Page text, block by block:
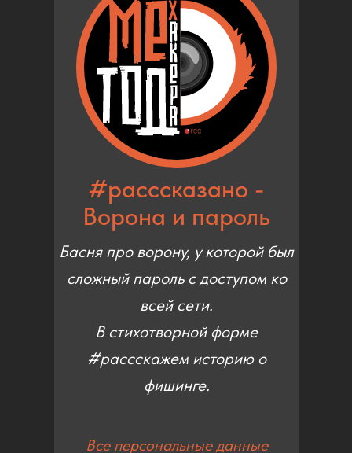
#расссказано -
Ворона и пароль
Басня про ворону, у которой был
сложный пароль с доступом ко
всей сети.
В стихотворной форме
#рассскажем историю о
фишинге.
Все персональные данные